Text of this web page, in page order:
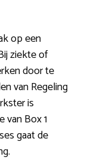
op een
ziekte of
door te
van Regeling
is
van Box 1
gaat de